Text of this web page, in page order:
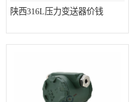
陕西316L压力变送器价钱